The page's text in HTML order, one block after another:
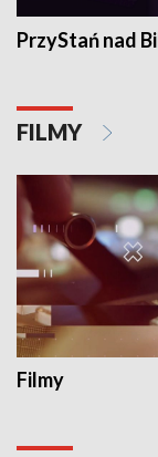
PrzyStań nad
FILMY
Filmy